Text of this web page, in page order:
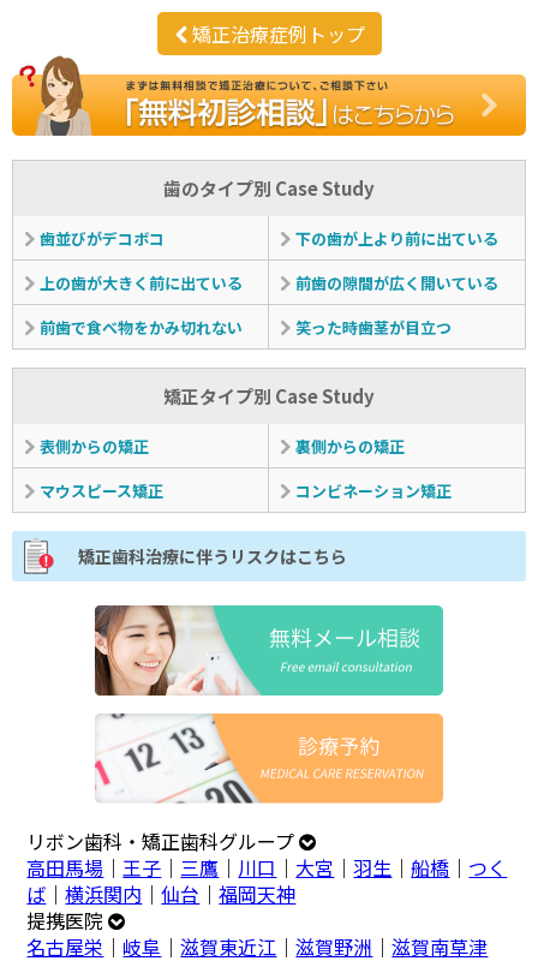
矯正治療症例トップ
歯のタイプ別 Case Study
歯並びがデコボコ
下の歯が上より前に出ている
上の歯が大きく前に出ている
前歯の隙間が広く開いている
前歯で食べ物をかみ切れない
笑った時歯茎が目立つ
矯正タイプ別 Case Study
表側からの矯正
裏側からの矯正
マウスピース矯正
コンビネーション矯正
矯正歯科治療に伴うリスクはこちら
リボン歯科・矯正歯科グループ
高田馬場 ｜王子 ｜ 三鷹 ｜ 川口 ｜ 大宮 ｜羽生 ｜船橋 ｜ つく
ば ｜横浜関内 ｜仙台 ｜福岡天神
提携医院
名古屋栄 ｜岐阜 ｜滋賀東近江 ｜滋賀野洲 ｜滋賀南草津